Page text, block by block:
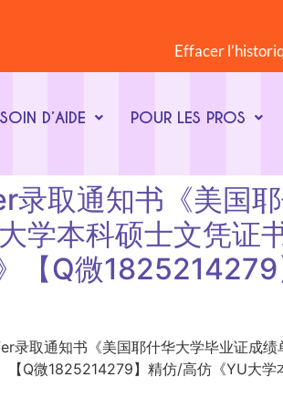
Effacer
D’AIDE POUR LES PROS
取通知书《美国耶
学本科硕士文凭证
【Q微
取通知书《美国耶什华大学毕业证成
Q微1825214279】精仿/高仿《YU大